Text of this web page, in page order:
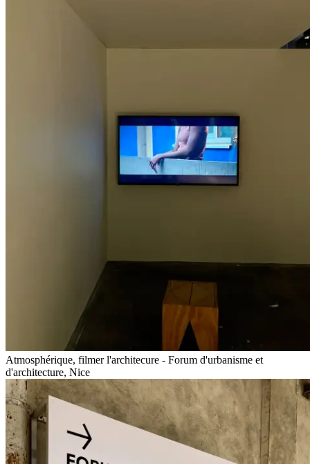
Atmosphérique, filmer l'architecure - Forum d'urbanisme et
d'architecture, Nice